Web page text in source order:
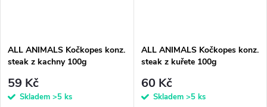
ALL ANIMALS Kočkopes konz.
steak z kachny 100g
59 Kč
Skladem >5 ks
ALL ANIMALS Kočkopes konz.
steak z kuřete 100g
60 Kč
Skladem >5 ks